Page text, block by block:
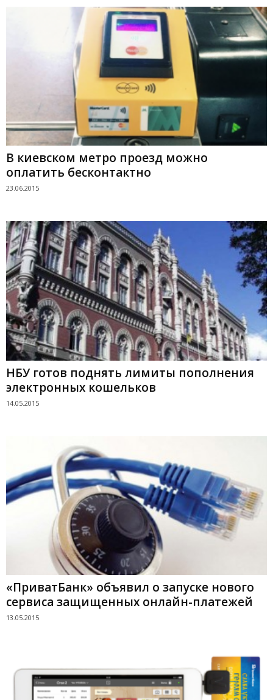
В киевском метро проезд можно
оплатить бесконтактно
23.06.2015
НБУ готов поднять лимиты пополнения
электронных кошельков
14.05.2015
«ПриватБанк» объявил о запуске нового
сервиса защищенных онлайн-платежей
13.05.2015